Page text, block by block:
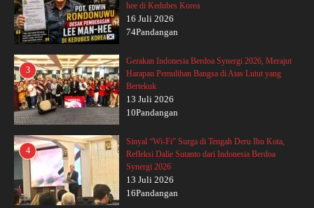
hee di Kedubes Korea
16 Juli 2026
74Pandangan
3
Gerakan Indonesia Berdoa Synergi 2026, Merajut
Harapan Pemulihan Bangsa di Atas Lutut yang
Bertekuk
13 Juli 2026
10Pandangan
4
Sinyal “Wi-Fi” Surga di Tengah Deru Ibu Kota,
Refleksi Dalie Sutanto dari Indonesia Berdoa
Synergi 2026
13 Juli 2026
16Pandangan